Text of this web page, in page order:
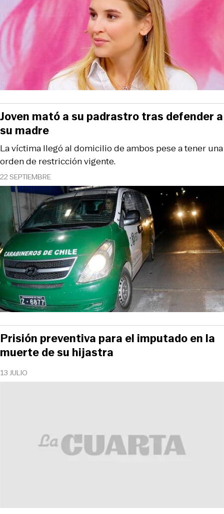
22 SEPTIEMBRE
La víctima llegó al domicilio de ambos pese a tener una
orden de restricción vigente.
Joven mató a su padrastro tras defender a
su madre
13 JULIO
Prisión preventiva para el imputado en la
muerte de su hijastra